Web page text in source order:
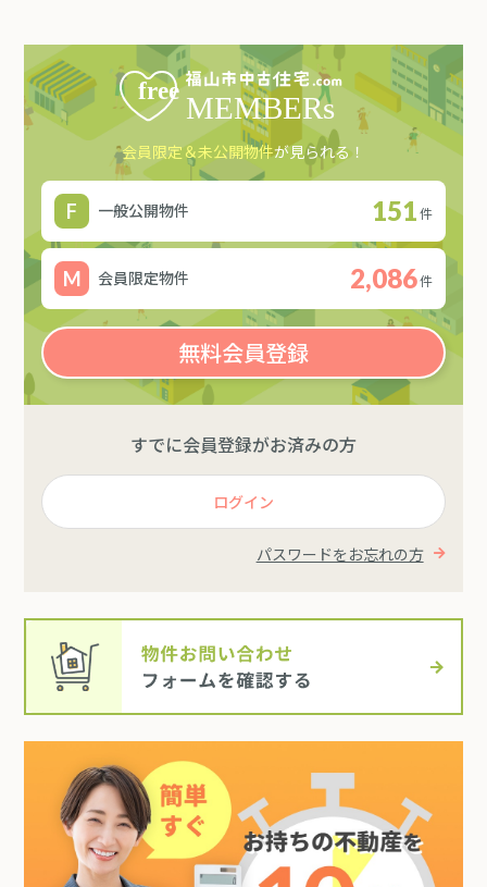
会員限定＆未公開物件が見られる！
一般公開物件 151件
会員限定物件 2,086件
無料会員登録
すでに会員登録がお済みの方
ログイン
パスワードをお忘れの方